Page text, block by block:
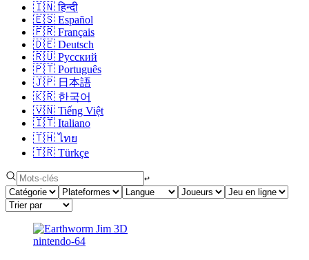
🇮🇳 हिन्दी
🇪🇸 Español
🇫🇷 Français
🇩🇪 Deutsch
🇷🇺 Русский
🇵🇹 Português
🇯🇵 日本語
🇰🇷 한국어
🇻🇳 Tiếng Việt
🇮🇹 Italiano
🇹🇭 ไทย
🇹🇷 Türkçe
↩︎
nintendo-64